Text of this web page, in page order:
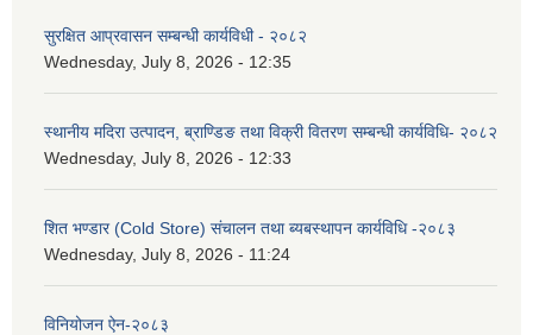
सुरक्षित आप्रवासन सम्बन्धी कार्यविधी - २०८२
Wednesday, July 8, 2026 - 12:35
स्थानीय मदिरा उत्पादन, ब्राण्डिङ तथा विक्री वितरण सम्बन्धी कार्यविधि- २०८२
Wednesday, July 8, 2026 - 12:33
शित भण्डार (Cold Store) संचालन तथा ब्यबस्थापन कार्यविधि -२०८३
Wednesday, July 8, 2026 - 11:24
विनियोजन ऐन-२०८३